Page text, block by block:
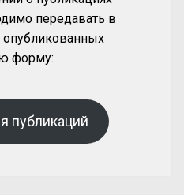
передавать в
опубликованных
форму:
публикаций